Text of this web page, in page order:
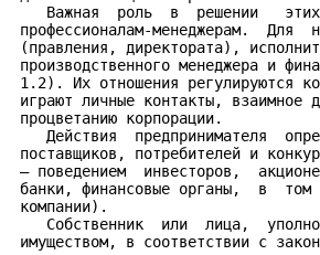
Важная  роль  в  решении
профессионалам-менеджерам.  Для
(правления, директората),
производственного менеджера и
1.2). Их отношения регулируются
играют личные контакты, взаимное
процветанию корпорации.
Действия  предпринимателя
поставщиков, потребителей и
— поведением  инвесторов,
банки, финансовые органы,  в  том
компании).
Собственник  или  лица,
имуществом, в соответствии с